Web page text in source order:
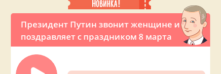
Президент Путин звонит женщине и
поздравляет с праздником 8 марта